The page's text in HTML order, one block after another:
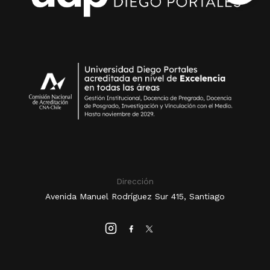
Dirección
Avenida Manuel Rodríguez Sur 415, Santiago